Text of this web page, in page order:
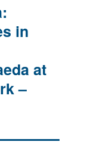
in
at
–